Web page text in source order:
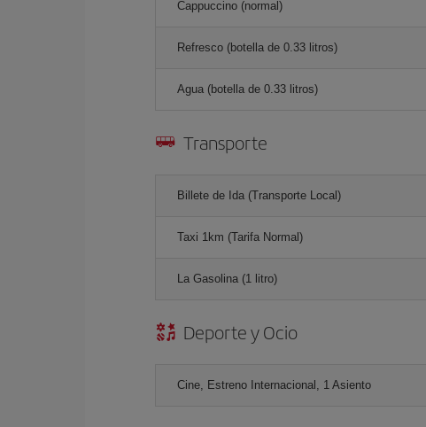
Cappuccino (normal)
Refresco (botella de 0.33 litros)
Agua (botella de 0.33 litros)
Transporte
Billete de Ida (Transporte Local)
Taxi 1km (Tarifa Normal)
La Gasolina (1 litro)
Deporte y Ocio
Cine, Estreno Internacional, 1 Asiento